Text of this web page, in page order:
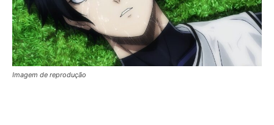
Imagem de reprodução